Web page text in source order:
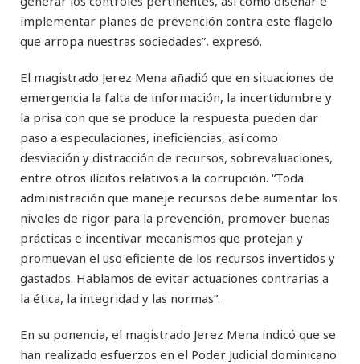
implementar planes de prevención contra este flagelo
que arropa nuestras sociedades”, expresó.
El magistrado Jerez Mena añadió que en situaciones de
emergencia la falta de información, la incertidumbre y
la prisa con que se produce la respuesta pueden dar
paso a especulaciones, ineficiencias, así como
desviación y distracción de recursos, sobrevaluaciones,
entre otros ilícitos relativos a la corrupción. “Toda
administración que maneje recursos debe aumentar los
niveles de rigor para la prevención, promover buenas
prácticas e incentivar mecanismos que protejan y
promuevan el uso eficiente de los recursos invertidos y
gastados. Hablamos de evitar actuaciones contrarias a
la ética, la integridad y las normas”.
En su ponencia, el magistrado Jerez Mena indicó que se
han realizado esfuerzos en el Poder Judicial dominicano